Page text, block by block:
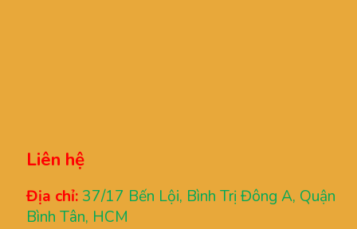
Liên hệ
Địa chỉ: 37/17 Bến Lội, Bình Trị Đông A, Quận
Bình Tân, HCM